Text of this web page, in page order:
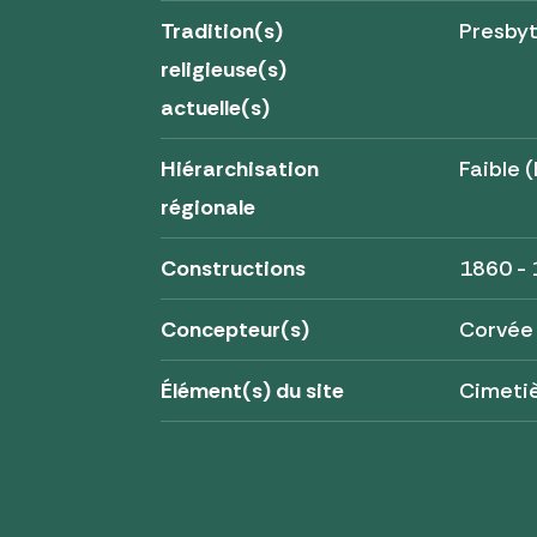
Tradition(s)
religieuse(s)
actuelle(s)
Hiérarchisation
régionale
Faible
Constructions 1860 -
Concepteur(s)
Élément(s) du site